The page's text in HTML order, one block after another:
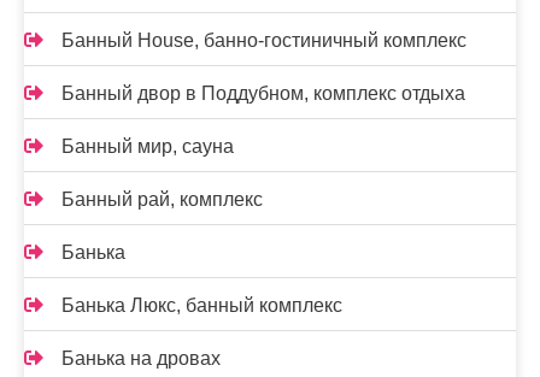
Банный House, банно-гостиничный комплекс
Банный двор в Поддубном, комплекс отдыха
Банный мир, сауна
Банный рай, комплекс
Банька
Банька Люкс, банный комплекс
Банька на дровах